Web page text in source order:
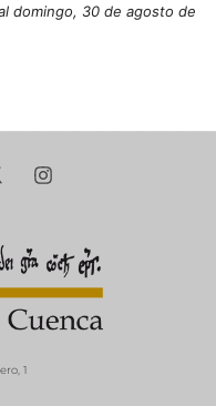
domingo, 30 de agosto de
1